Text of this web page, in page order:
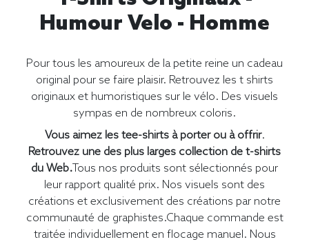
Humour Velo - Homme
Pour tous les amoureux de la petite reine un cadeau
original pour se faire plaisir. Retrouvez les t shirts
originaux et humoristiques sur le vélo. Des visuels
sympas en de nombreux coloris.
Vous aimez les tee-shirts à porter ou à offrir.
Retrouvez une des plus larges collection de t-shirts
du Web.Tous nos produits sont sélectionnés pour
leur rapport qualité prix. Nos visuels sont des
créations et exclusivement des créations par notre
communauté de graphistes.Chaque commande est
traitée individuellement en flocage manuel. Nous